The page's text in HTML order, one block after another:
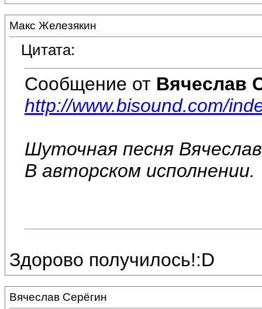
Макс Железякин
Цитата:
Сообщение от Вячеслав
http://www.bisound.com/
Шуточная песня
В авторском исполнении.
Здорово получилось!:D
Вячеслав Серёгин